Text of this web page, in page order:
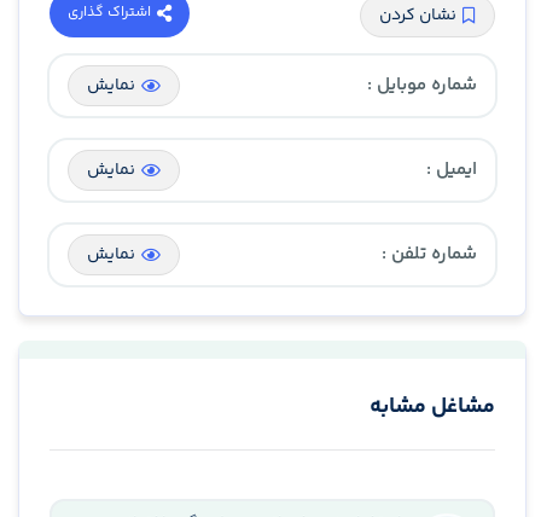
نشان کردن اشتراک گذاری
شماره موبایل : نمایش
ایمیل : نمایش
شماره تلفن : نمایش
مشاغل مشابه